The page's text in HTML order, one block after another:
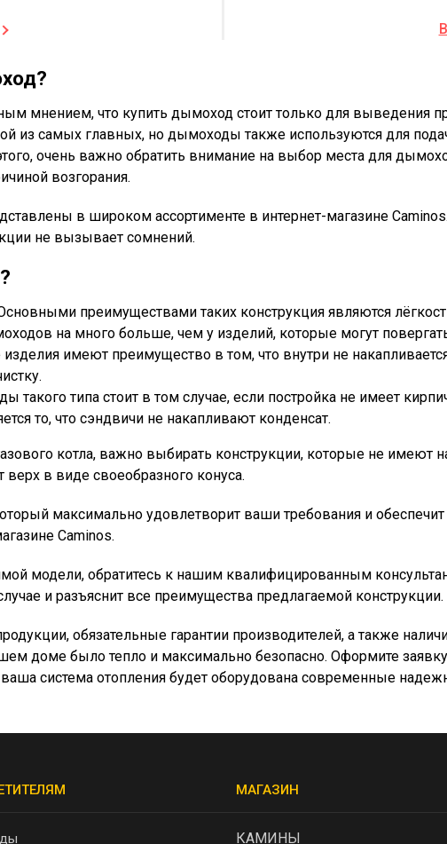
мнением, что купить дымоход стоит только для выведения
из самых главных, но дымоходы также используются для
очень важно обратить внимание на выбор места для
возгорания.
в широком ассортименте в интернет-магазине
не вызывает сомнений.
преимуществами таких конструкция являются
на много больше, чем у изделий, которые могут
имеют преимущество в том, что внутри не
типа стоит в том случае, если постройка не имеет
то, что сэндвичи не накапливают конденсат.
котла, важно выбирать конструкции, которые не имеют
в виде своеобразного конуса.
максимально удовлетворит ваши требования и
Caminos.
модели, обратитесь к нашим квалифицированным
и разъяснит все преимущества предлагаемой конструкции.
обязательные гарантии производителей, а также
доме было тепло и максимально безопасно. Оформите
система отопления будет оборудована современные
МАГАЗИН
КАМИНЫ